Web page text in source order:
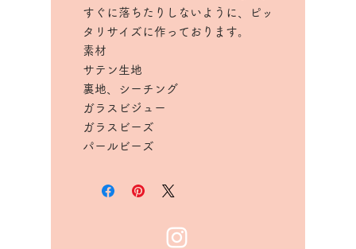
すぐに落ちたりしないように、ピッ
タリサイズに作っております。
素材
サテン生地
裏地、シーチング
ガラスビジュー
ガラスビーズ
パールビーズ